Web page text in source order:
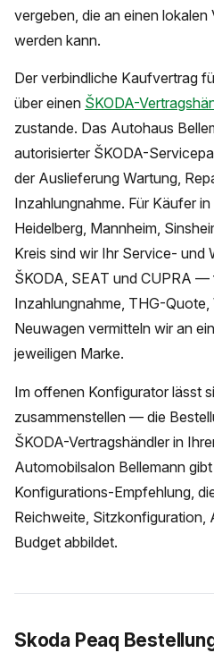
vergeben, die an einen
werden kann.
Der verbindliche Kaufvertrag
über einen ŠKODA-
zustande. Das Autohaus
autorisierter ŠKODA-
der Auslieferung Wartung,
Inzahlungnahme. Für Käufer
Heidelberg, Mannheim,
Kreis sind wir Ihr Service- und
ŠKODA, SEAT und CUPRA —
Inzahlungnahme, THG-
Neuwagen vermitteln wir an
jeweiligen Marke.
Im offenen Konfigurator lässt
zusammenstellen — die
ŠKODA-Vertragshändler in
Automobilsalon Bellemann
Konfigurations-Empfehlung,
Reichweite, Sitzkonfiguration,
Budget abbildet.
Skoda Peaq